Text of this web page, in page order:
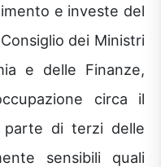
e investe del
dei Ministri
e delle Finanze,
circa il
parte di terzi delle
sensibili quali